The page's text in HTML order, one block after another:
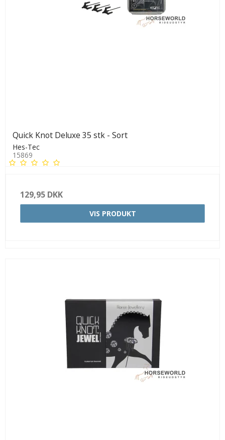
Quick Knot Deluxe 35 stk - Sort
Hes-Tec
15869
129,95 DKK
VIS PRODUKT